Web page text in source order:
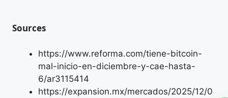
Sources
https://www.reforma.com/tiene-bitcoin-
mal-inicio-en-diciembre-y-cae-hasta-
6/ar3115414
https://expansion.mx/mercados/2025/12/0